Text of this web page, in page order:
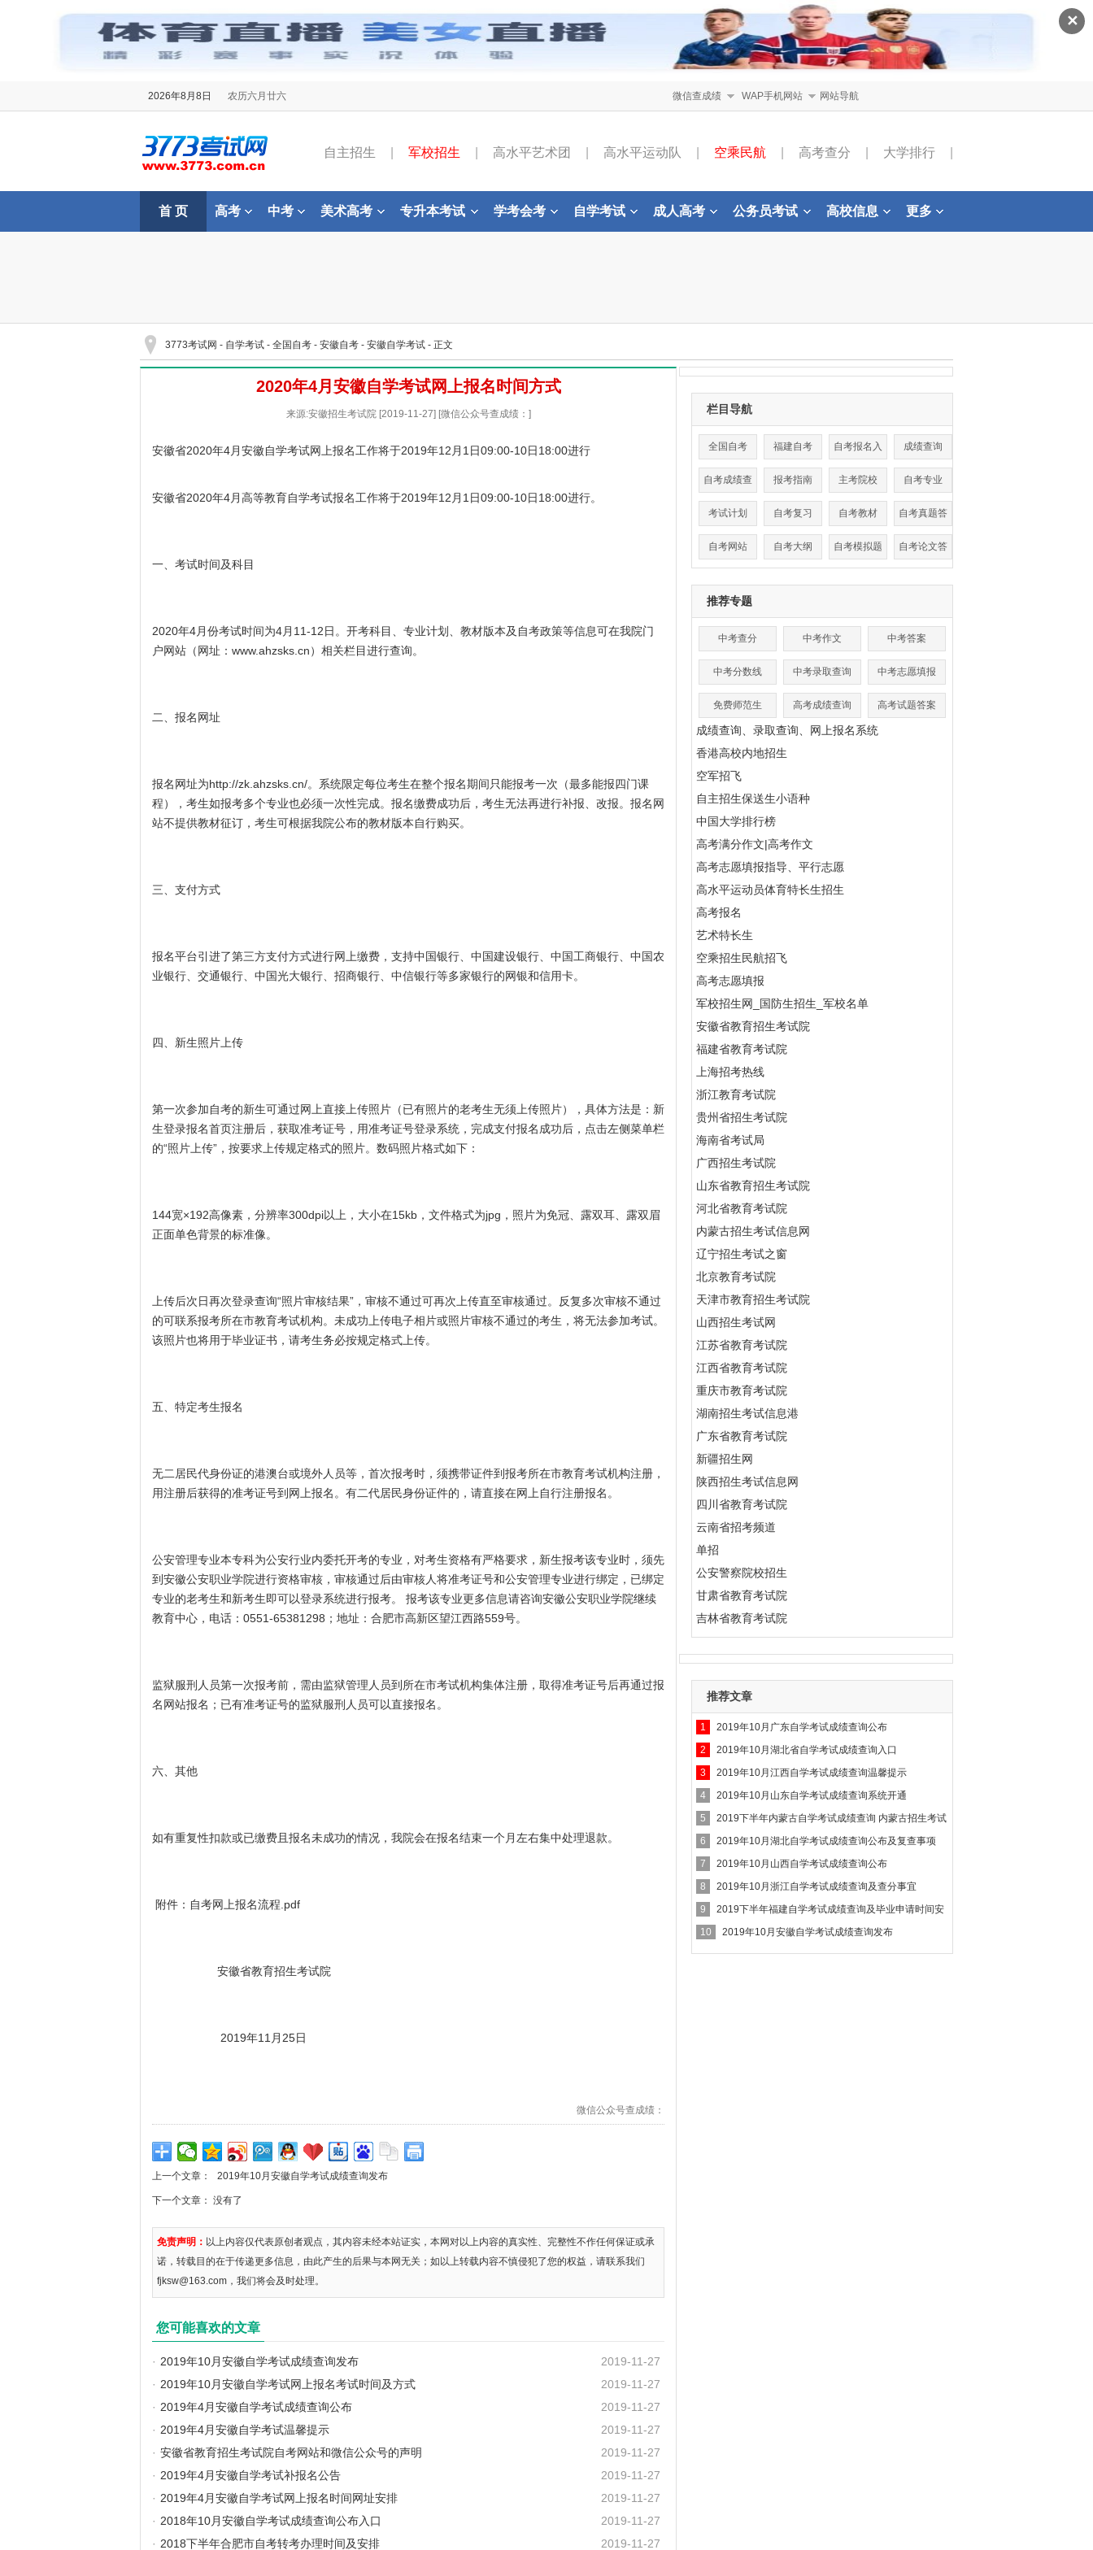
✕
2026年8月8日 农历六月廿六 微信查成绩 WAP手机网站 网站导航
自主招生 军校招生 高水平艺术团 高水平运动队 空乘民航 高考查分 大学排行
首 页 高考 中考 美术高考 专升本考试 学考会考 自学考试 成人高考 公务员考试 高校信息 更多
3773考试网 - 自学考试 - 全国自考 - 安徽自考 - 安徽自学考试 - 正文
2020年4月安徽自学考试网上报名时间方式
来源:安徽招生考试院 [2019-11-27] [微信公众号查成绩：]
安徽省2020年4月安徽自学考试网上报名工作将于2019年12月1日09:00-10日18:00进行
安徽省2020年4月高等教育自学考试报名工作将于2019年12月1日09:00-10日18:00进行。
一、考试时间及科目
2020年4月份考试时间为4月11-12日。开考科目、专业计划、教材版本及自考政策等信息可在我院门
户网站（网址： www.ahzsks.cn）相关栏目进行查询。
二、报名网址
报名网址为http://zk.ahzsks.cn/。系统限定每位考生在整个报名期间只能报考一次（最多能报四门课
程），考生如报考多个专业也必须一次性完成。报名缴费成功后，考生无法再进行补报、改报。报名网
站不提供教材征订，考生可根据我院公布的教材版本自行购买。
三、支付方式
报名平台引进了第三方支付方式进行网上缴费，支持中国银行、中国建设银行、中国工商银行、中国农
业银行、交通银行、中国光大银行、招商银行、中信银行等多家银行的网银和信用卡。
四、新生照片上传
第一次参加自考的新生可通过网上直接上传照片（已有照片的老考生无须上传照片），具体方法是：新
生登录报名首页注册后，获取准考证号，用准考证号登录系统，完成支付报名成功后，点击左侧菜单栏
的“照片上传”，按要求上传规定格式的照片。数码照片格式如下：
144宽×192高像素，分辨率300dpi以上，大小在15kb，文件格式为jpg，照片为免冠、露双耳、露双眉
正面单色背景的标准像。
上传后次日再次登录查询“照片审核结果”，审核不通过可再次上传直至审核通过。反复多次审核不通过
的可联系报考所在市教育考试机构。未成功上传电子相片或照片审核不通过的考生，将无法参加考试。
该照片也将用于毕业证书，请考生务必按规定格式上传。
五、特定考生报名
无二居民代身份证的港澳台或境外人员等，首次报考时，须携带证件到报考所在市教育考试机构注册，
用注册后获得的准考证号到网上报名。有二代居民身份证件的，请直接在网上自行注册报名。
公安管理专业本专科为公安行业内委托开考的专业，对考生资格有严格要求，新生报考该专业时，须先
到安徽公安职业学院进行资格审核，审核通过后由审核人将准考证号和公安管理专业进行绑定，已绑定
专业的老考生和新考生即可以登录系统进行报考。 报考该专业更多信息请咨询安徽公安职业学院继续
教育中心，电话：0551-65381298；地址：合肥市高新区望江西路559号。
监狱服刑人员第一次报考前，需由监狱管理人员到所在市考试机构集体注册，取得准考证号后再通过报
名网站报名；已有准考证号的监狱服刑人员可以直接报名。
六、其他
如有重复性扣款或已缴费且报名未成功的情况，我院会在报名结束一个月左右集中处理退款。
附件： 自考网上报名流程.pdf
安徽省教育招生考试院
2019年11月25日
微信公众号查成绩：
上一个文章： 2019年10月安徽自学考试成绩查询发布
下一个文章： 没有了
免责声明： 以上内容仅代表原创者观点，其内容未经本站证实，本网对以上内容的真实性、完整性不作任何保证或承
诺，转载目的在于传递更多信息，由此产生的后果与本网无关；如以上转载内容不慎侵犯了您的权益，请联系我们
fjksw@163.com，我们将会及时处理。
您可能喜欢的文章
2019-11-27
· 2019年10月安徽自学考试成绩查询发布
2019-11-27
· 2019年10月安徽自学考试网上报名考试时间及方式
2019-11-27
· 2019年4月安徽自学考试成绩查询公布
2019-11-27
· 2019年4月安徽自学考试温馨提示
2019-11-27
· 安徽省教育招生考试院自考网站和微信公众号的声明
2019-11-27
· 2019年4月安徽自学考试补报名公告
2019-11-27
· 2019年4月安徽自学考试网上报名时间网址安排
2019-11-27
· 2018年10月安徽自学考试成绩查询公布入口
2019-11-27
· 2018下半年合肥市自考转考办理时间及安排
栏目导航
全国自考 福建自考 自考报名入
口
成绩查询
自考成绩查
询
报考指南 主考院校 自考专业
考试计划 自考复习 自考教材 自考真题答
案
自考网站
自考大纲 自考模拟题 自考论文答
辩
推荐专题
中考查分 中考作文 中考答案
中考分数线 中考录取查询 中考志愿填报
免费师范生 高考成绩查询 高考试题答案
成绩查询、录取查询、网上报名系统
香港高校内地招生
空军招飞
自主招生保送生小语种
中国大学排行榜
高考满分作文|高考作文
高考志愿填报指导、平行志愿
高水平运动员体育特长生招生
高考报名
艺术特长生
空乘招生民航招飞
高考志愿填报
军校招生网_国防生招生_军校名单
安徽省教育招生考试院
福建省教育考试院
上海招考热线
浙江教育考试院
贵州省招生考试院
海南省考试局
广西招生考试院
山东省教育招生考试院
河北省教育考试院
内蒙古招生考试信息网
辽宁招生考试之窗
北京教育考试院
天津市教育招生考试院
山西招生考试网
江苏省教育考试院
江西省教育考试院
重庆市教育考试院
湖南招生考试信息港
广东省教育考试院
新疆招生网
陕西招生考试信息网
四川省教育考试院
云南省招考频道
单招
公安警察院校招生
甘肃省教育考试院
吉林省教育考试院
推荐文章
1
2019年10月广东自学考试成绩查询公布
2
2019年10月湖北省自学考试成绩查询入口
3
2019年10月江西自学考试成绩查询温馨提示
4
2019年10月山东自学考试成绩查询系统开通
5
2019下半年内蒙古自学考试成绩查询 内蒙古招生考试
信息
6
2019年10月湖北自学考试成绩查询公布及复查事项
7
2019年10月山西自学考试成绩查询公布
8
2019年10月浙江自学考试成绩查询及查分事宜
9
2019下半年福建自学考试成绩查询及毕业申请时间安
排10 2019年10月安徽自学考试成绩查询发布